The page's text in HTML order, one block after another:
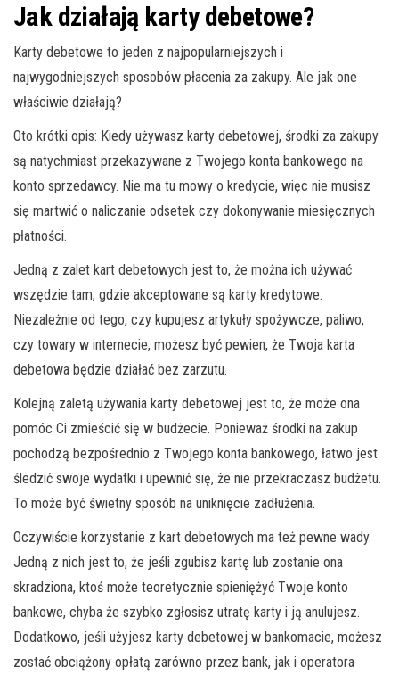
Jak działają karty debetowe?
Karty debetowe to jeden z najpopularniejszych i
najwygodniejszych sposobów płacenia za zakupy. Ale jak one
właściwie działają?
Oto krótki opis: Kiedy używasz karty debetowej, środki za zakupy
są natychmiast przekazywane z Twojego konta bankowego na
konto sprzedawcy. Nie ma tu mowy o kredycie, więc nie musisz
się martwić o naliczanie odsetek czy dokonywanie miesięcznych
płatności.
Jedną z zalet kart debetowych jest to, że można ich używać
wszędzie tam, gdzie akceptowane są karty kredytowe.
Niezależnie od tego, czy kupujesz artykuły spożywcze, paliwo,
czy towary w internecie, możesz być pewien, że Twoja karta
debetowa będzie działać bez zarzutu.
Kolejną zaletą używania karty debetowej jest to, że może ona
pomóc Ci zmieścić się w budżecie. Ponieważ środki na zakup
pochodzą bezpośrednio z Twojego konta bankowego, łatwo jest
śledzić swoje wydatki i upewnić się, że nie przekraczasz budżetu.
To może być świetny sposób na uniknięcie zadłużenia.
Oczywiście korzystanie z kart debetowych ma też pewne wady.
Jedną z nich jest to, że jeśli zgubisz kartę lub zostanie ona
skradziona, ktoś może teoretycznie spieniężyć Twoje konto
bankowe, chyba że szybko zgłosisz utratę karty i ją anulujesz.
Dodatkowo, jeśli użyjesz karty debetowej w bankomacie, możesz
zostać obciążony opłatą zarówno przez bank, jak i operatora